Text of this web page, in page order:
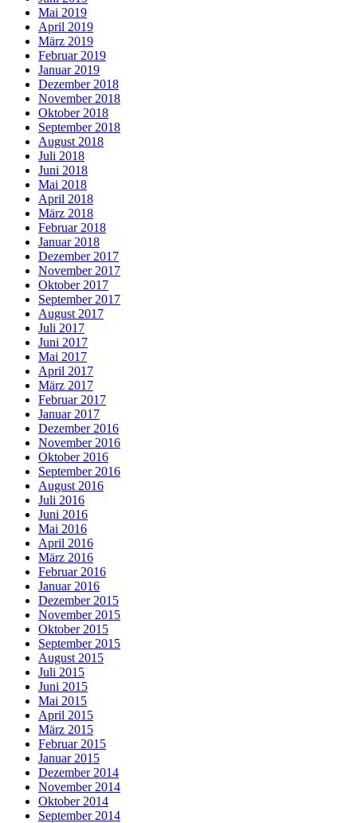
Mai 2019
April 2019
März 2019
Februar 2019
Januar 2019
Dezember 2018
November 2018
Oktober 2018
September 2018
August 2018
Juli 2018
Juni 2018
Mai 2018
April 2018
März 2018
Februar 2018
Januar 2018
Dezember 2017
November 2017
Oktober 2017
September 2017
August 2017
Juli 2017
Juni 2017
Mai 2017
April 2017
März 2017
Februar 2017
Januar 2017
Dezember 2016
November 2016
Oktober 2016
September 2016
August 2016
Juli 2016
Juni 2016
Mai 2016
April 2016
März 2016
Februar 2016
Januar 2016
Dezember 2015
November 2015
Oktober 2015
September 2015
August 2015
Juli 2015
Juni 2015
Mai 2015
April 2015
März 2015
Februar 2015
Januar 2015
Dezember 2014
November 2014
Oktober 2014
September 2014